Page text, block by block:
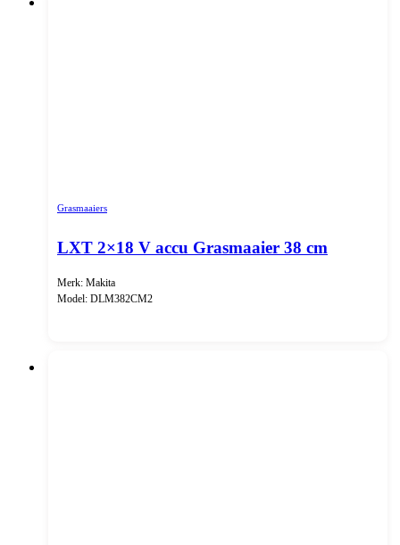
Grasmaaiers
LXT 2×18 V accu Grasmaaier 38 cm
Merk: Makita
Model: DLM382CM2